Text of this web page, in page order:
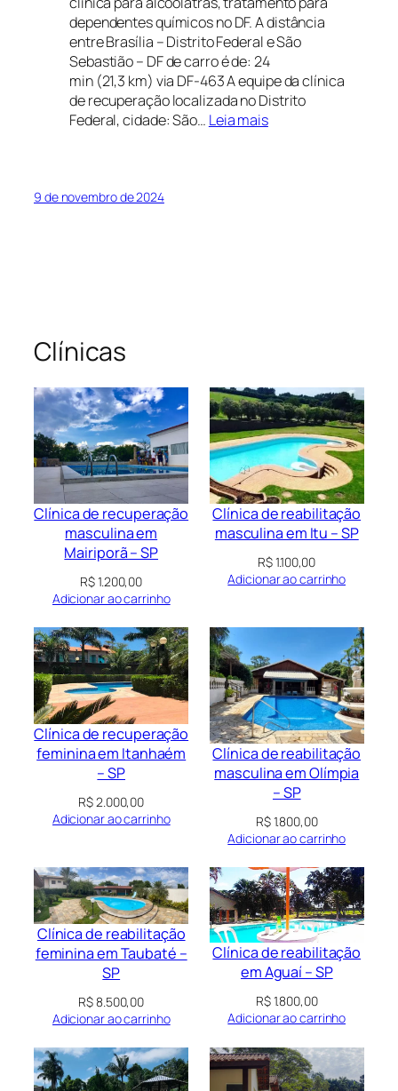
dependentes químicos no DF. A distância
entre Brasília – Distrito Federal e São
Sebastião – DF de carro é de: 24
min (21,3 km) via DF-463 A equipe da clínica
de recuperação localizada no Distrito
Federal, cidade: São… Leia mais:
9 de novembro de 2024
Clínicas
Clínica de recuperação
masculina em
Mairiporã – SP
R$1.200,00
Adicionar ao carrinho
Clínica de reabilitação
masculina em Itu – SP
R$1.100,00
Adicionar ao carrinho
Clínica de recuperação
feminina em Itanhaém
– SP
R$2.000,00
Adicionar ao carrinho
Clínica de reabilitação
masculina em Olímpia
– SP
R$1.800,00
Adicionar ao carrinho
Clínica de reabilitação
feminina em Taubaté –
SP
R$8.500,00
Adicionar ao carrinho
Clínica de reabilitação
em Aguaí – SP
R$1.800,00
Adicionar ao carrinho